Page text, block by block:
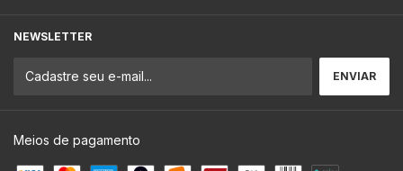
NEWSLETTER
Meios de pagamento